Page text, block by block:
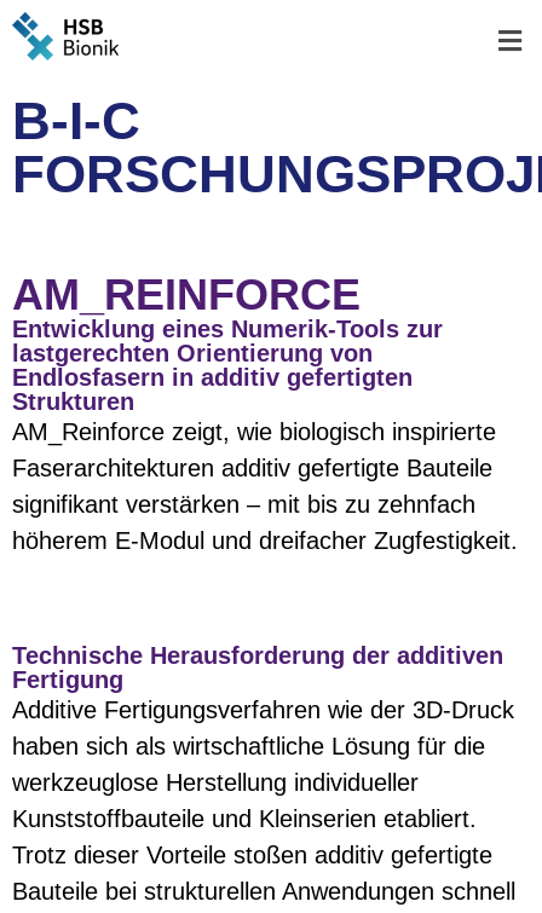
B-I-C
AM_REINFORCE
Entwicklung eines Numerik-Tools zur
lastgerechten Orientierung von
Endlosfasern in additiv gefertigten
Strukturen
AM_Reinforce zeigt, wie biologisch inspirierte
Faserarchitekturen additiv gefertigte Bauteile
signifikant verstärken – mit bis zu zehnfach
höherem E-Modul und dreifacher Zugfestigkeit.
Technische Herausforderung der additiven
Fertigung
Additive Fertigungsverfahren wie der 3D-Druck
haben sich als wirtschaftliche Lösung für die
werkzeuglose Herstellung individueller
Kunststoffbauteile und Kleinserien etabliert.
Trotz dieser Vorteile stoßen additiv gefertigte
Bauteile bei strukturellen Anwendungen schnell